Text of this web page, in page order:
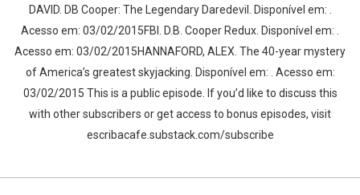
DAVID. DB Cooper: The Legendary Daredevil. Disponível em: .
Acesso em: 03/02/2015FBI. D.B. Cooper Redux. Disponível em: .
Acesso em: 03/02/2015HANNAFORD, ALEX. The 40-year mystery
of America’s greatest skyjacking. Disponível em: . Acesso em:
03/02/2015 This is a public episode. If you’d like to discuss this
with other subscribers or get access to bonus episodes, visit
escribacafe.substack.com/subscribe
Facebook